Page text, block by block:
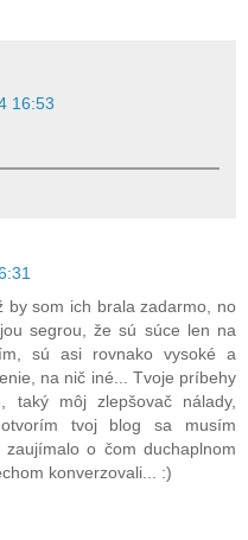
16:53
by som ich brala zadarmo, no
segrou, že sú súce len na
sú asi rovnako vysoké a
na nič iné... Tvoje príbehy
taký môj zlepšovač nálady,
tvoj blog sa musím
o čom duchaplnom
konverzovali... :)